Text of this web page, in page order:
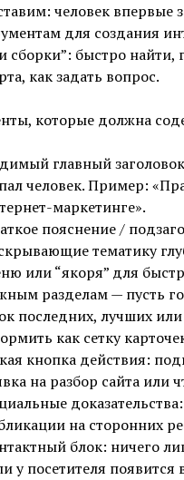
человек впервые
для создания
сборки”: быстро найти,
как задать вопрос.
которые должна
главный
человек. Пример:
маркетинге».
пояснение /
тематику
или “якоря” для
разделам — пусть
последних, лучших
как сетку
кнопка действия:
на разбор сайта или
на сторонних
блок: ничего
у посетителя появится